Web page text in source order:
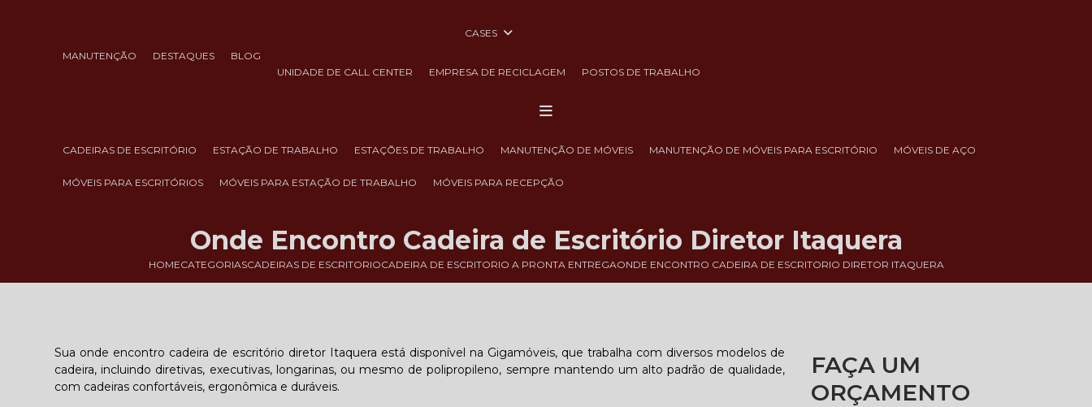
MANUTENÇÃO DESTAQUES BLOG
CASES
UNIDADE DE CALL CENTER EMPRESA DE RECICLAGEM POSTOS DE TRABALHO
CADEIRAS DE ESCRITÓRIO ESTAÇÃO DE TRABALHO ESTAÇÕES DE TRABALHO MANUTENÇÃO DE MÓVEIS MANUTENÇÃO DE MÓVEIS PARA ESCRITÓRIO MÓVEIS DE AÇO
MÓVEIS PARA ESCRITÓRIOS MÓVEIS PARA ESTAÇÃO DE TRABALHO MÓVEIS PARA RECEPÇÃO
HOMECATEGORIASCADEIRAS DE ESCRITORIOCADEIRA DE ESCRITORIO A PRONTA ENTREGAONDE ENCONTRO CADEIRA DE ESCRITORIO DIRETOR ITAQUERA
Onde Encontro Cadeira de Escritório Diretor Itaquera
Sua onde encontro cadeira de escritório diretor Itaquera está disponível na Gigamóveis, que trabalha com diversos modelos de
cadeira, incluindo diretivas, executivas, longarinas, ou mesmo de polipropileno, sempre mantendo um alto padrão de qualidade,
com cadeiras confortáveis, ergonômica e duráveis.
FAÇA UM
ORÇAMENTO